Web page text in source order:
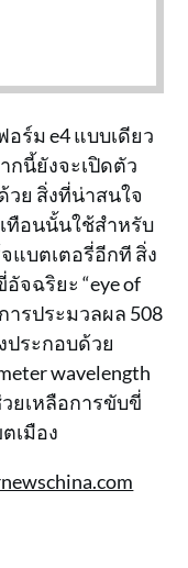
ร์ม e4 แบบเดียว
กนี้ยังจะเปิดตัว
วย สิ่งที่น่าสนใจ
ทือนนั้นใช้สำหรับ
แบตเตอรี่อีกที สิ่ง
จฉริยะ “eye of
ารประมวลผล 508
ประกอบด้วย
wavelength
ยเหลือการขับขี่
เมือง